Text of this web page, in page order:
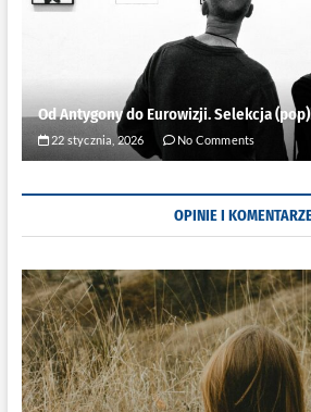
Od Antygony do Eurowizji. Selekcja
22 stycznia, 2026 No Comments
OPINIE I